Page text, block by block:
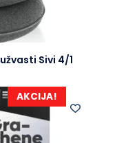
Sivi 4/1
AKCIJA!